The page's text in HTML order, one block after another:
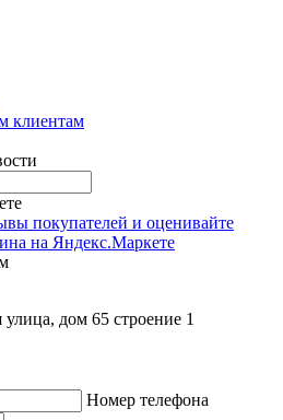
клиентам
дом 65 строение 1
Номер телефона